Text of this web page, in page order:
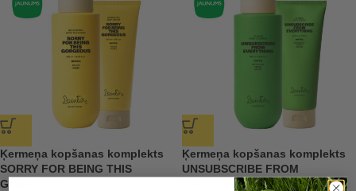
Ķermeņa kopšanas komplekts
SORRY FOR BEING THIS
GORGEOUS
Ķermeņa kopšanas komplekts
UNSUBSCRIBE FROM
EVERYTHING